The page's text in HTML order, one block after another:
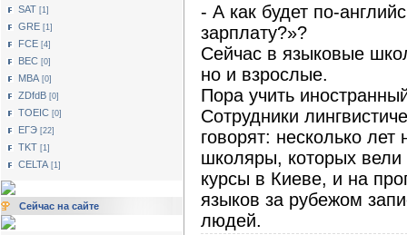
SAT [1]
GRE [1]
FCE [4]
BEC [0]
MBA [0]
ZDfdB [0]
TOEIC [0]
ЕГЭ [22]
TKT [1]
CELTA [1]
Сейчас на сайте
- А как будет по-
зарплату?»?
Сейчас в языковые
но и взрослые.
Пора учить
Сотрудники
говорят: несколько
школяры, которых вели
курсы в Киеве, и на
языков за рубежом
людей.